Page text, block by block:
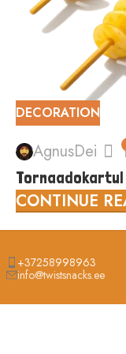
DECORATION
AgnusDei
CONTINUE
+37258998963
info@twistsnacks.ee